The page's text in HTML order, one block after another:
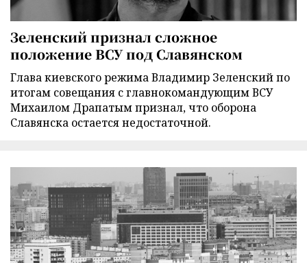
Зеленский признал сложное
положение ВСУ под Славянском
Глава киевского режима Владимир Зеленский по
итогам совещания с главнокомандующим ВСУ
Михаилом Драпатым признал, что оборона
Славянска остается недостаточной.